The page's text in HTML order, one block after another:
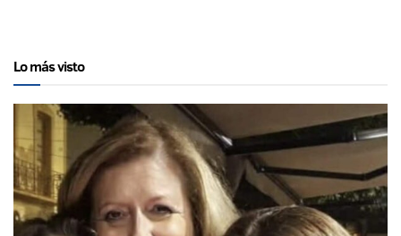
Lo más visto